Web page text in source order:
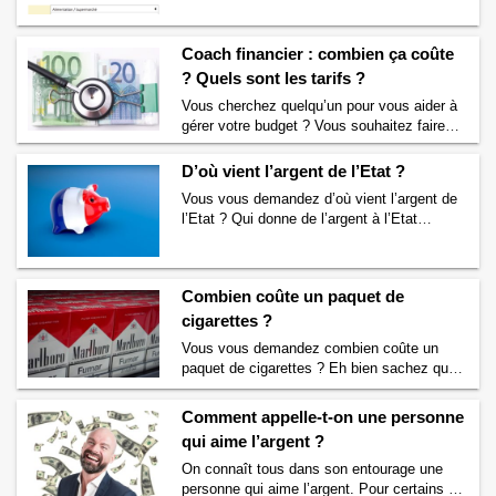
votre bonheur. Nous mettons gratuitement à
votre disposition un fichier PDF à imprimer
qui contient un tableau …Continuer la
lecture de Budget mensuel à imprimer (PDF)
→
Coach financier : combien ça coûte
? Quels sont les tarifs ?
Vous cherchez quelqu’un pour vous aider à
gérer votre budget ? Vous souhaitez faire
appel aux services d’un coach financier
mais avant vous souhaitez savoir combien
cela va vous coûter avant de vous lancer ?
Si vous souhaitez savoir quels sont les
tarifs d’un coach financier alors vous êtes
lecture deCoach financier : combien ça
coûte ? Quels sont les tarifs ?
D’où vient l’argent de l’Etat ?
Vous vous demandez d’où vient l’argent de
l’Etat ? Qui donne de l’argent à l’Etat
éclaircissements sur la provenance de
l’argent utilisé par l’Etat. Pour financer les
milliards de dépenses du budget de …
Continuer la lecture deD’où vient l’argent de
l’Etat ? →
Combien coûte un paquet de
cigarettes ?
Vous vous demandez combien coûte un
paquet de cigarettes ? Eh bien sachez que
plus le temps passe et plus le prix du
paquet de cigarettes augmente. En effet, les
taxes sur les paquets de cigarettes ne
cessent d’augmenter en France. Cette
augmentation des taxes sur le tabac fait
donc grimper le prix des cigarettes. …
Comment appelle-t-on une personne
qui aime l’argent ?
On connaît tous dans son entourage une
personne qui aime l’argent. Pour certains le